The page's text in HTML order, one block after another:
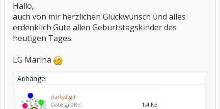
Hallo,
auch von mir herzlichen Glückwunsch und alles
erdenklich Gute allen Geburtstagskinder des
heutigen Tages.
LG Marina
Anhänge:
party2.gif
Dateigröße:
1,4 KB